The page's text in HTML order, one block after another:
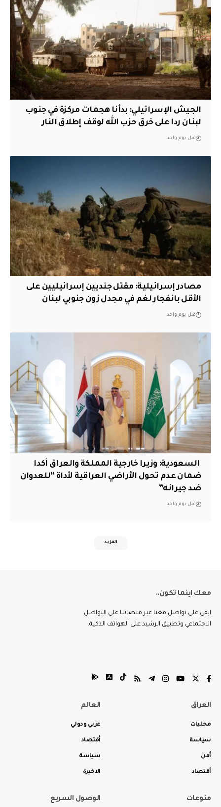
الجيش الإسرائيلي: بدأنا هجمات مركزة في جنوب
لبنان ردا على خرق حزب الله لوقف إطلاق النار
قبل يوم واحد
مصادر إسرائيلية: مقتل جنديين إسرائيليين على
الأقل بانفجار لغم في مجدل زون جنوبي لبنان
قبل يوم واحد
‏ السعودية: وزيرا خارجية المملكة والعراق أكدا
ضمان عدم تحول الأراضي العراقية لأداة “للعدوان
ضد جيرانه”
قبل يوم واحد
المزيد
معك اينما تكون..
ابقى على تواصل معنا عبر منصاتنا على التواصل
الاجتماعي وتطبيق الرشيد على الهواتف الذكية.
العراق
محليات
سياسة
أمن
أقتصاد
العالم
عربي ودولي
أقتصاد
سياسة
الاخيرة
منوعات الوصول السريع